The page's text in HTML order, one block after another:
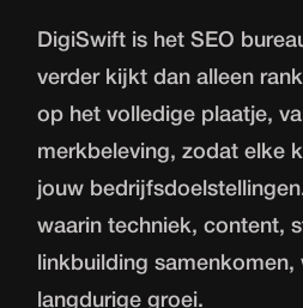
DigiSwift is het SEO
verder kijkt dan alleen
op het volledige plaatje,
merkbeleving, zodat elke
jouw
waarin techniek, content,
linkbuilding samenkomen,
langdurige groei.